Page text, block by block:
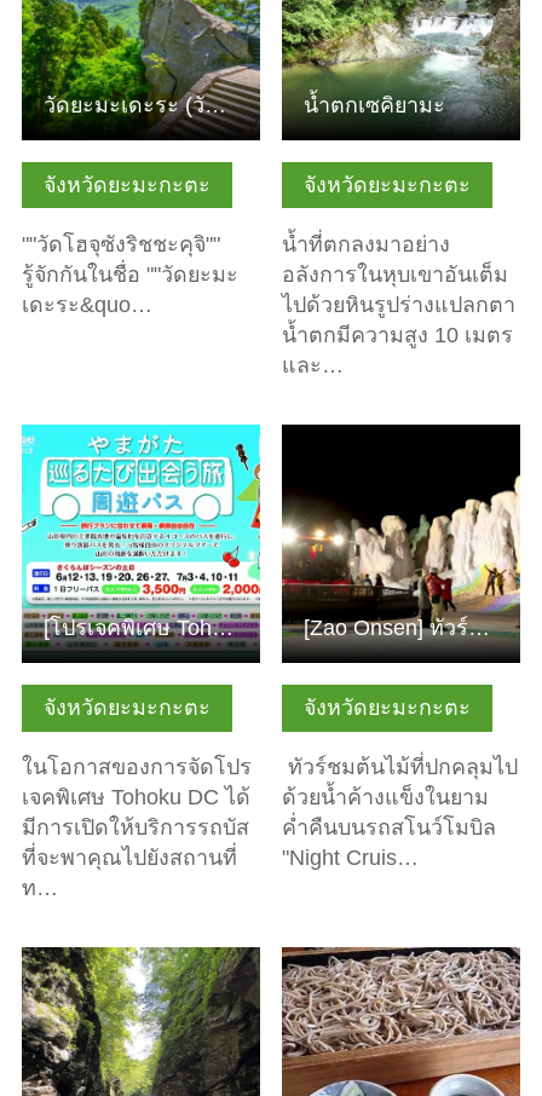
จังหวัดยะมะกะตะ
""วัดโฮจุซังริชชะคุจิ""
รู้จักกันในชื่อ ""วัดยะมะ
เดะระ&quo…
วัดยะมะเดะระ (วัดโฮจุซังริชชะคุจิ)
จังหวัดยะมะกะตะ
น้ำที่ตกลงมาอย่าง
อลังการในหุบเขาอันเต็ม
ไปด้วยหินรูปร่างแปลกตา
น้ำตกมีความสูง 10 เมตร
และ…
น้ำตกเซคิยามะ
จังหวัดยะมะกะตะ
ในโอกาสของการจัดโปร
เจคพิเศษ Tohoku DC ได้
มีการเปิดให้บริการรถบัส
ที่จะพาคุณไปยังสถานที่
ท…
ดูข้อมูลพื้นฐาน
[โปรเจคพิเศษ Tohoku DC] "Yamagata Meguru-tabi De-au-tabi" …
จังหวัดยะมะกะตะ
ทัวร์ชมต้นไม้ที่ปกคลุมไป
ด้วยน้ำค้างแข็งในยาม
ค่ำคืนบนรถสโนว์โมบิล
"Night Cruis…
[Zao Onsen] ทัวร์สโนว์โมบิลยามราตรีที่ Juhyo Fantasy Corri…
ดูข้อมูลพื้นฐาน ดูข้อมูลพื้นฐาน